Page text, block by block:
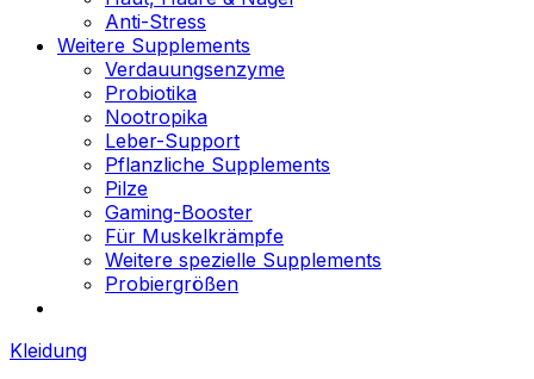
Anti-Stress
Weitere Supplements
Verdauungsenzyme
Probiotika
Nootropika
Leber-Support
Pflanzliche Supplements
Pilze
Gaming-Booster
Für Muskelkrämpfe
Weitere spezielle Supplements
Probiergrößen
Kleidung